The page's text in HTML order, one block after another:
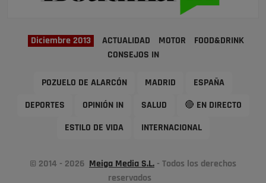
Diciembre 2013 ACTUALIDAD MOTOR
FOOD&DRINK
CONSEJOS IN
POZUELO DE ALARCÓN MADRID ESPAÑA
DEPORTES OPINIÓN IN SALUD 🔴 EN DIRECTO
ESTILO DE VIDA INTERNACIONAL
© 2014 - 2026 Meiga Media S.L. - Todos los derechos
reservados